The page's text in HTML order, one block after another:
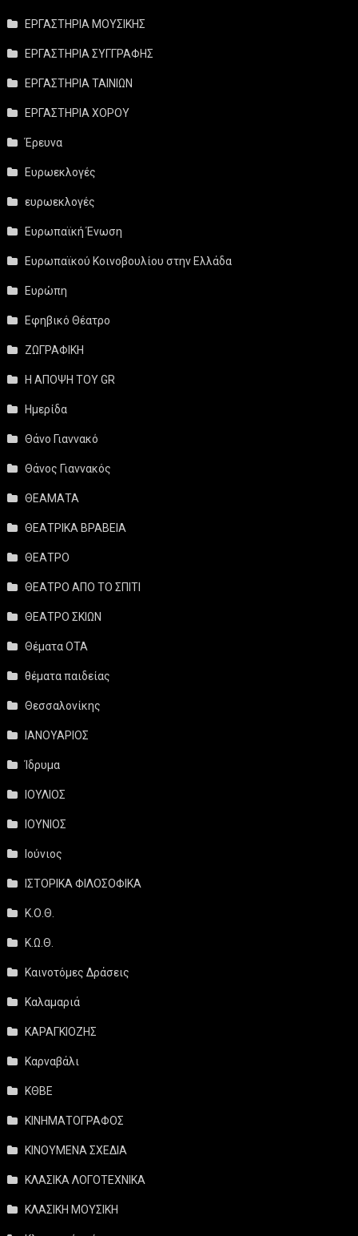
ΕΡΓΑΣΤΗΡΙΑ ΜΟΥΣΙΚΗΣ
ΕΡΓΑΣΤΗΡΙΑ ΣΥΓΓΡΑΦΗΣ
ΕΡΓΑΣΤΗΡΙΑ ΤΑΙΝΙΩΝ
ΕΡΓΑΣΤΗΡΙΑ ΧΟΡΟΥ
Έρευνα
Ευρωεκλογές
ευρωεκλογές
Ευρωπαϊκή Ένωση
Ευρωπαϊκού Κοινοβουλίου στην Ελλάδα
Ευρώπη
Εφηβικό Θέατρο
ΖΩΓΡΑΦΙΚΗ
Η ΑΠΟΨΗ ΤΟΥ GR
Ημερίδα
Θάνο Γιαννακό
Θάνος Γιαννακός
ΘΕΑΜΑΤΑ
ΘΕΑΤΡΙΚΑ ΒΡΑΒΕΙΑ
ΘΕΑΤΡΟ
ΘΕΑΤΡΟ ΑΠΟ ΤΟ ΣΠΙΤΙ
ΘΕΑΤΡΟ ΣΚΙΩΝ
Θέματα ΟΤΑ
θέματα παιδείας
Θεσσαλονίκης
ΙΑΝΟΥΑΡΙΟΣ
Ίδρυμα
ΙΟΥΛΙΟΣ
ΙΟΥΝΙΟΣ
Ιούνιος
ΙΣΤΟΡΙΚΑ ΦΙΛΟΣΟΦΙΚΑ
Κ.Ο.Θ.
Κ.Ω.Θ.
Καινοτόμες Δράσεις
Καλαμαριά
ΚΑΡΑΓΚΙΟΖΗΣ
Καρναβάλι
ΚΘΒΕ
ΚΙΝΗΜΑΤΟΓΡΑΦΟΣ
ΚΙΝΟΥΜΕΝΑ ΣΧΕΔΙΑ
ΚΛΑΣΙΚΑ ΛΟΓΟΤΕΧΝΙΚΑ
ΚΛΑΣΙΚΗ ΜΟΥΣΙΚΗ